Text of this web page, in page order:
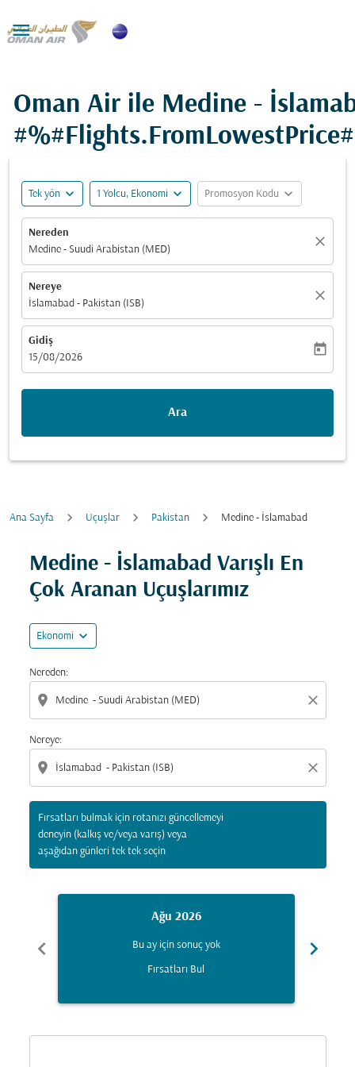

Oman Air ile Medine -
Tek yön expand_more 1 Yolcu, Ekonomi expand_more Promosyon Kodu expand_more
Nereden
Medine - Suudi Arabistan (MED)
close
Nereye
İslamabad - Pakistan (ISB)
close
Gidiş
fc-booking-departure-date-aria-label
15/08/2026
today
Ara
Ana Sayfa Uçuşlar Pakistan Medine - İslamabad
Medine - İslamabad Varışlı En
Çok Aranan Uçuşlarımız
Ekonomi expand_more
Nereden:
location_on close
Nereye:
location_on close
Fırsatları bulmak için rotanızı güncellemeyi
deneyin (kalkış ve/veya varış) veya
aşağıdan günleri tek tek seçin
Fırsatları bulmak için rotanızı güncellemeyi deneyin
chevron_left
Ağu 2026
Bu ay için sonuç yok
Fırsatları Bul
chevron_right